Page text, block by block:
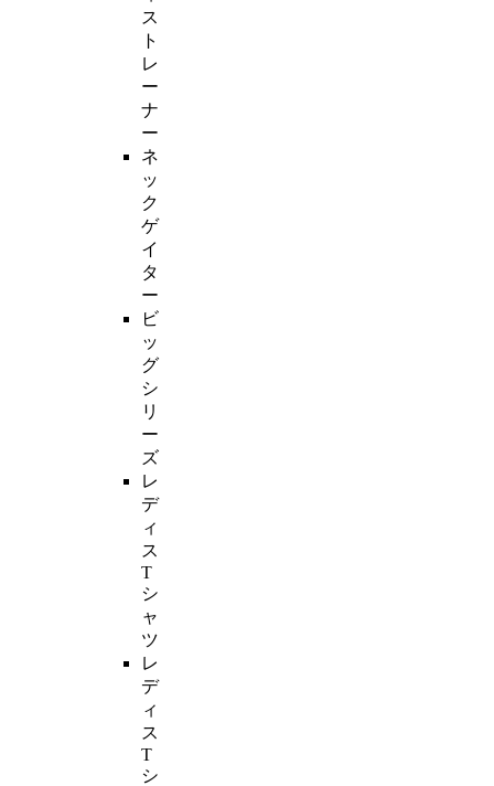
ス
ト
レ
ー
ナ
ー
ネ
ッ
ク
ゲ
イ
タ
ー
ビ
ッ
グ
シ
リ
ー
ズ
レ
デ
ィ
ス
T
シ
ャ
ツ
レ
デ
ィ
ス
T
シ